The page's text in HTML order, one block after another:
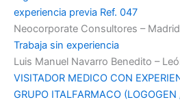
experiencia previa Ref. 047
Neocorporate Consultores – Madrid
Trabaja sin experiencia
Luis Manuel Navarro Benedito –
VISITADOR MEDICO CON
GRUPO ITALFARMACO